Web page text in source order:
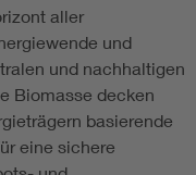
aller
und
und nachhaltigen
Biomasse decken
basierende
eine sichere